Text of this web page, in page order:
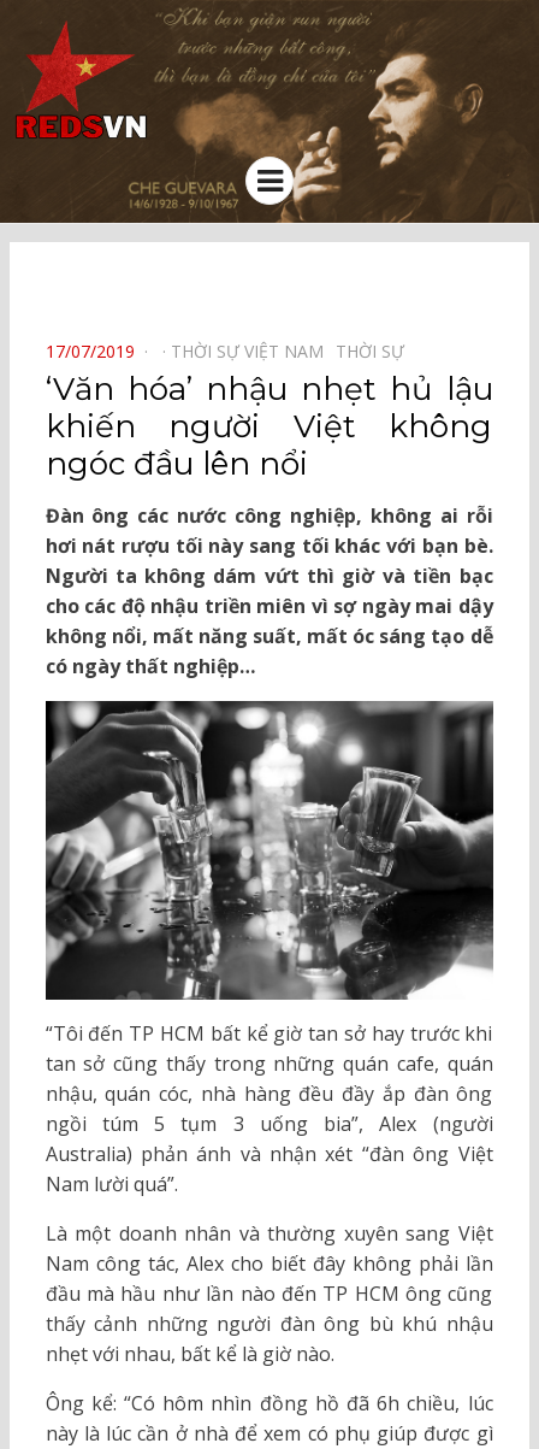
Kênh chia sẻ tri thức cộng đồng
Menu
POSTED
ON
17/07/2019 THỜI SỰ VIỆT NAM⠀ THỜI SỰ⠀
‘Văn hóa’ nhậu nhẹt hủ lậu
khiến người Việt không
ngóc đầu lên nổi
Đàn ông các nước công nghiệp, không ai rỗi
hơi nát rượu tối này sang tối khác với bạn bè.
Người ta không dám vứt thì giờ và tiền bạc
cho các độ nhậu triền miên vì sợ ngày mai dậy
không nổi, mất năng suất, mất óc sáng tạo dễ
có ngày thất nghiệp…
“Tôi đến TP HCM bất kể giờ tan sở hay trước khi
tan sở cũng thấy trong những quán cafe, quán
nhậu, quán cóc, nhà hàng đều đầy ắp đàn ông
ngồi túm 5 tụm 3 uống bia”, Alex (người
Australia) phản ánh và nhận xét “đàn ông Việt
Nam lười quá”.
Là một doanh nhân và thường xuyên sang Việt
Nam công tác, Alex cho biết đây không phải lần
đầu mà hầu như lần nào đến TP HCM ông cũng
thấy cảnh những người đàn ông bù khú nhậu
nhẹt với nhau, bất kể là giờ nào.
Ông kể: “Có hôm nhìn đồng hồ đã 6h chiều, lúc
này là lúc cần ở nhà để xem có phụ giúp được gì